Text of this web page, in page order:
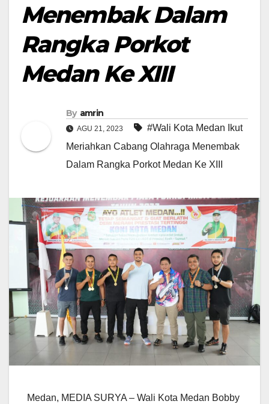
Menembak Dalam
Rangka Porkot
Medan Ke XIII
By amrin
AGU 21, 2023
#Wali Kota Medan Ikut
Meriahkan Cabang Olahraga Menembak
Dalam Rangka Porkot Medan Ke XIII
Medan, MEDIA SURYA – Wali Kota Medan Bobby